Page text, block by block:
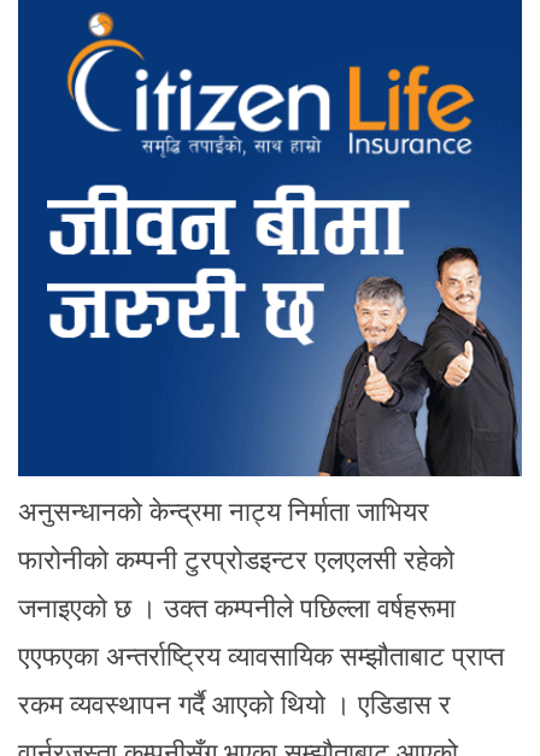
अनुसन्धानको केन्द्रमा नाट्य निर्माता जाभियर
फारोनीको कम्पनी टुरप्रोडइन्टर एलएलसी रहेको
जनाइएको छ । उक्त कम्पनीले पछिल्ला वर्षहरूमा
एएफएका अन्तर्राष्ट्रिय व्यावसायिक सम्झौताबाट प्राप्त
रकम व्यवस्थापन गर्दै आएको थियो । एडिडास र